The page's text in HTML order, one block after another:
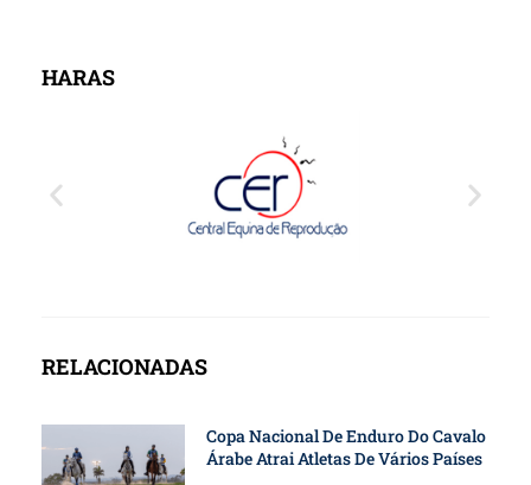
HARAS
RELACIONADAS
Copa Nacional De Enduro Do Cavalo
Árabe Atrai Atletas De Vários Países